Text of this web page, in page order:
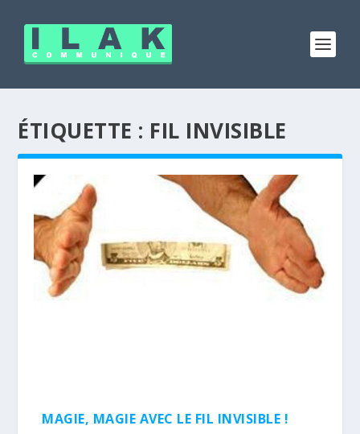
ÉTIQUETTE : FIL INVISIBLE
MAGIE, MAGIE AVEC LE FIL INVISIBLE !